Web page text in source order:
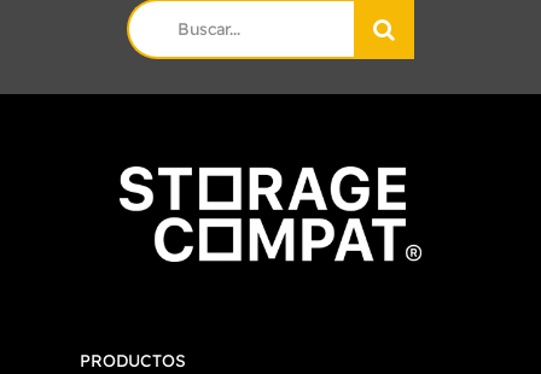
Search
for:
PRODUCTOS